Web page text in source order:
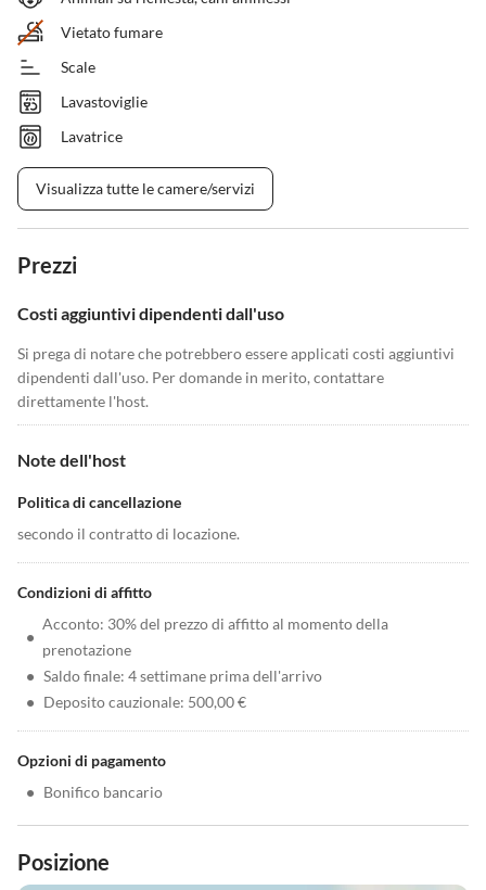
Vietato fumare
Scale
Lavastoviglie
Lavatrice
Visualizza tutte le camere/servizi
Prezzi
Costi aggiuntivi dipendenti dall'uso
Si prega di notare che potrebbero essere applicati costi aggiuntivi
dipendenti dall'uso. Per domande in merito, contattare
direttamente l'host.
Note dell'host
Politica di cancellazione
secondo il contratto di locazione.
Condizioni di affitto
•
Acconto: 30% del prezzo di affitto al momento della
prenotazione
• Saldo finale: 4 settimane prima dell'arrivo
• Deposito cauzionale: 500,00 €
Opzioni di pagamento
• Bonifico bancario
Posizione